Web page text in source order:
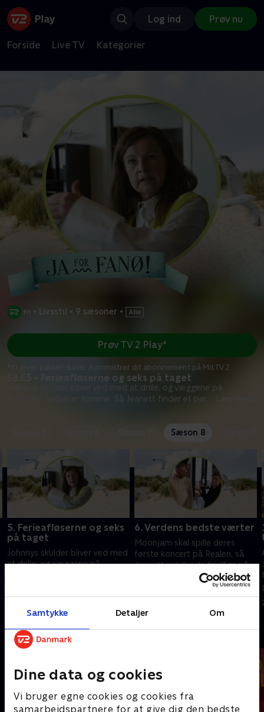
Samtykke Detaljer Om
Dine data og cookies
Vi bruger egne cookies og cookies fra
samarbejdspartnere for at give dig den bedste
Log ind Prøv nu
Forside Live TV Kategorier
• Livsstil • 9 sæsoner •
S8:E5 • Ferieafløserne og seks på taget
Johnnys skulder bliver ved med at drille, og væggene på
Madsens Galleri er tomme. Så Jeanett finder et par
Prøv TV 2 Play*
*Kræver pakken Basis. Administrer dit abonnement på Mit TV 2.
Sæson 8
5. Ferieafløserne og seks
på taget
Johnnys skulder bliver ved med
at drille, og væggene på
ferieafløsere, så der igen
kommer kunst på væggene.
6. Verdens bedste værter
Moonjam skal spille deres
første koncert på Realen, så
Jeanett sender de frivillige på
værtskursus hos Jacob
Fauerby. Selv må hun akut til
tandlægen.
Andre så også